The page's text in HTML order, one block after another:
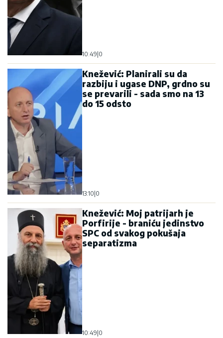
10:49 0
Knežević: Planirali su da
razbiju i ugase DNP, grdno su
se prevarili - sada smo na 13
do 15 odsto
13:10 0
Knežević: Moj patrijarh je
Porfirije - braniću jedinstvo
SPC od svakog pokušaja
separatizma
10:49 0